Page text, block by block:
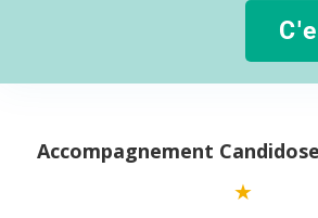
contenuAccompagnement